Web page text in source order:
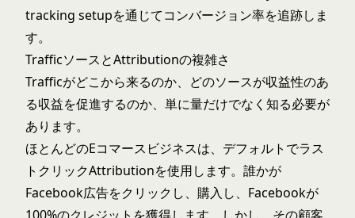
tracking setupを通じてコンバージョン率を追跡しま
す。
TrafficソースとAttributionの複雑さ
Trafficがどこから来るのか、どのソースが収益性のあ
る収益を促進するのか、単に量だけでなく知る必要が
あります。
ほとんどのEコマースビジネスは、デフォルトでラス
トクリックAttributionを使用します。誰かが
Facebook広告をクリックし、購入し、Facebookが